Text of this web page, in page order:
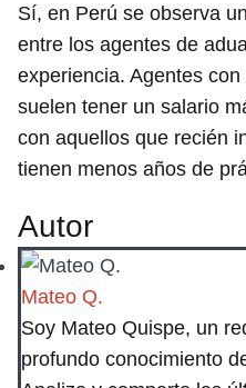
Sí, en Perú se observa
entre los agentes de
experiencia. Agentes con
suelen tener un salario
con aquellos que recién
tienen menos años de
Autor
Mateo Q.
Soy Mateo Quispe, un
profundo conocimiento